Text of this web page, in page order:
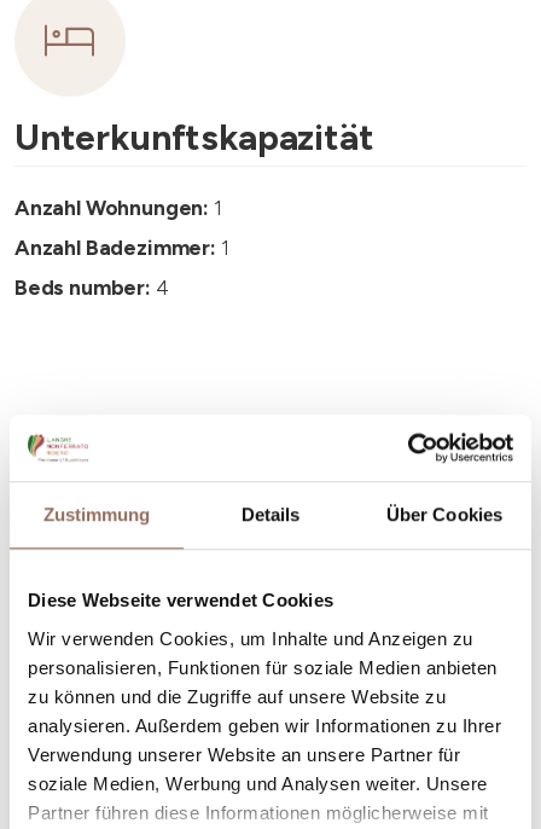
Zustimmung Details Über Cookies
Diese Webseite verwendet Cookies
Wir verwenden Cookies, um Inhalte und Anzeigen zu
personalisieren, Funktionen für soziale Medien anbieten
zu können und die Zugriffe auf unsere Website zu
analysieren. Außerdem geben wir Informationen zu Ihrer
Verwendung unserer Website an unsere Partner für
soziale Medien, Werbung und Analysen weiter. Unsere
Partner führen diese Informationen möglicherweise mit
Unterkunftskapazität
Anzahl Wohnungen: 1
Anzahl Badezimmer: 1
Beds number: 4
Dein Urlaub
willst, mit einem Blick aufs Wetter in Echtzeit.